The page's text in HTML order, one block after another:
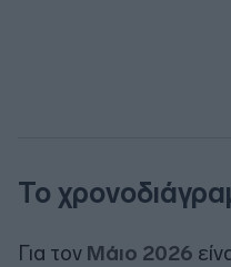
Το
Για τον Μάιο 2026